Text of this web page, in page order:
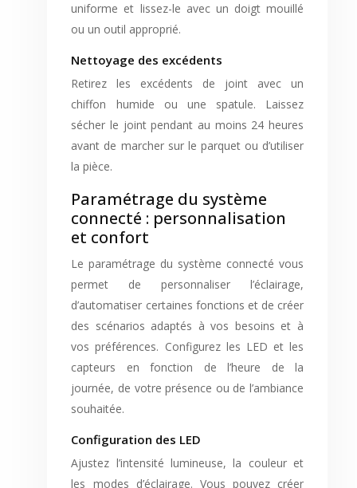
uniforme et lissez-le avec un doigt mouillé
ou un outil approprié.
Nettoyage des excédents
Retirez les excédents de joint avec un
chiffon humide ou une spatule. Laissez
sécher le joint pendant au moins 24 heures
avant de marcher sur le parquet ou d’utiliser
la pièce.
Paramétrage du système
connecté : personnalisation
et confort
Le paramétrage du système connecté vous
permet de personnaliser l’éclairage,
d’automatiser certaines fonctions et de créer
des scénarios adaptés à vos besoins et à
vos préférences. Configurez les LED et les
capteurs en fonction de l’heure de la
journée, de votre présence ou de l’ambiance
souhaitée.
Configuration des LED
Ajustez l’intensité lumineuse, la couleur et
les modes d’éclairage. Vous pouvez créer